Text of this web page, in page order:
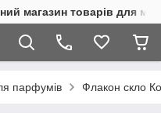
магазин товарів для
парфумів Флакон скло